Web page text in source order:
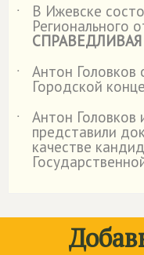
˙
В Ижевске
Регионального
˙
Антон Головков
Городской
˙
Антон Головков
представили
качестве